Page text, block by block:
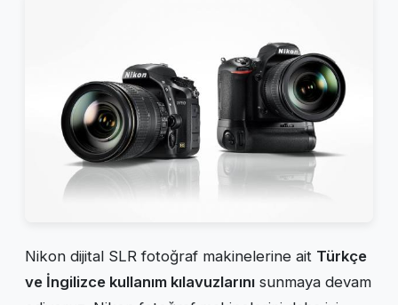
Nikon dijital SLR fotoğraf makinelerine ait Türkçe
ve İngilizce kullanım kılavuzlarını sunmaya devam